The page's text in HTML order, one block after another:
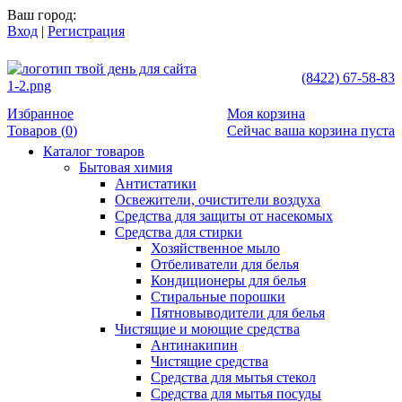
Ваш город:
Вход | Регистрация
(8422) 67-58-83
Избранное
Товаров (0)
Моя корзина
Сейчас ваша корзина пуста
Каталог товаров
Бытовая химия
Антистатики
Освежители, очистители воздуха
Средства для защиты от насекомых
Средства для стирки
Хозяйственное мыло
Отбеливатели для белья
Кондиционеры для белья
Стиральные порошки
Пятновыводители для белья
Чистящие и моющие средства
Антинакипин
Чистящие средства
Средства для мытья стекол
Средства для мытья посуды